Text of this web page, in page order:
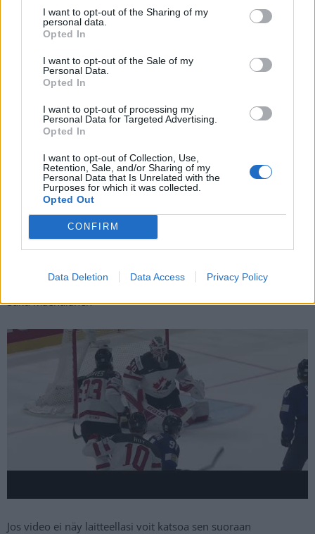
I want to opt-out of the Sharing of my
personal data.
Opted In
I want to opt-out of the Sale of my
Personal Data.
Opted In
I want to opt-out of processing my
Personal Data for Targeted Advertising.
Opted In
I want to opt-out of Collection, Use,
Retention, Sale, and/or Sharing of my
Personal Data that Is Unrelated with the
Purposes for which it was collected.
Opted Out
CONFIRM
Data Deletion Data Access Privacy Policy
Rasmus Ristolainen
Mikael Granlund
San Jose Sharks
Markus Nutivaara
St. Louis Blues
Kasperi Kapanen
Saku Mäenalanen
Jos video ei näy laitteellasi voit katsoa sen suoraan